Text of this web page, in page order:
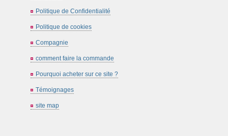
Politique de Confidentialité
Politique de cookies
Compagnie
comment faire la commande
Pourquoi acheter sur ce site ?
Témoignages
site map